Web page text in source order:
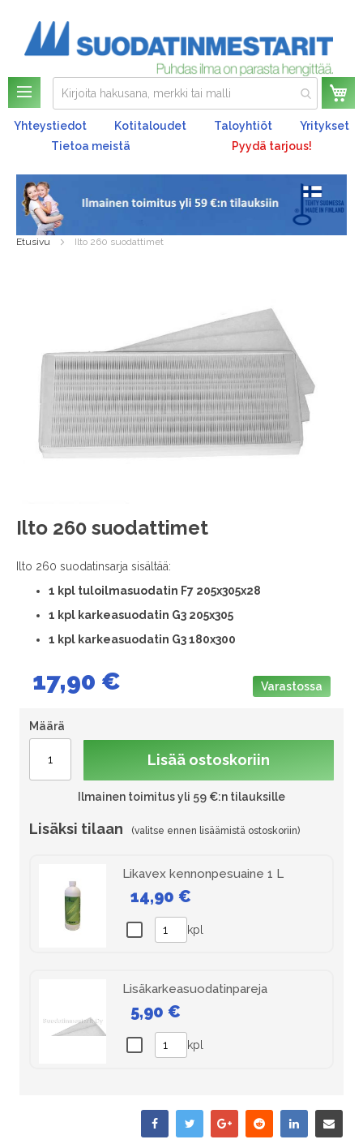
Yhteystiedot Kotitaloudet Taloyhtiöt
Yritykset
Tietoa meistä
Pyydä tarjous!
Etusivu Ilto 260 suodattimet
Ilto 260 suodattimet
Ilto 260 suodatinsarja sisältää:
1 kpl tuloilmasuodatin F7 205x305x28
1 kpl karkeasuodatin G3 205x305
1 kpl karkeasuodatin G3 180x300
17,90 € Varastossa
Määrä
Lisää ostoskoriin
Ilmainen toimitus yli 59 €:n tilauksille
Lisäksi tilaan
Likavex kennonpesuaine 1 L
14,90 €
kpl
Lisäkarkeasuodatinpareja
5,90 €
kpl
images
Skip
to
beginning
images
gallery